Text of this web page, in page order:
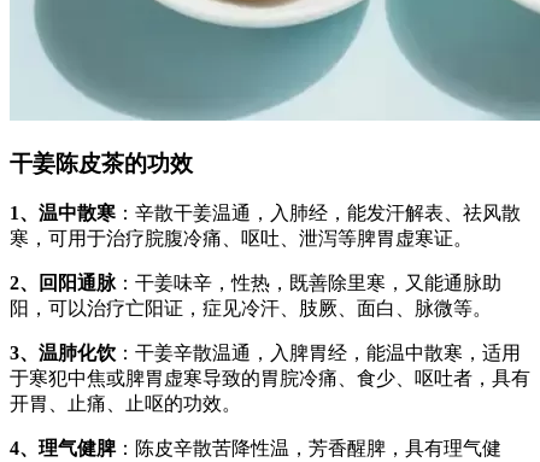
干姜陈皮茶的功效
1、温中散寒 ：辛散干姜温通，入肺经，能发汗解表、祛风散
寒，可用于治疗脘腹冷痛、呕吐、泄泻等脾胃虚寒证。
2、回阳通脉 ：干姜味辛，性热，既善除里寒，又能通脉助
阳，可以治疗亡阳证，症见冷汗、肢厥、面白、脉微等。
3、温肺化饮 ：干姜辛散温通，入脾胃经，能温中散寒，适用
于寒犯中焦或脾胃虚寒导致的胃脘冷痛、食少、呕吐者，具有
开胃、止痛、止呕的功效。
4、理气健脾：陈皮辛散苦降性温，芳香醒脾，具有理气健